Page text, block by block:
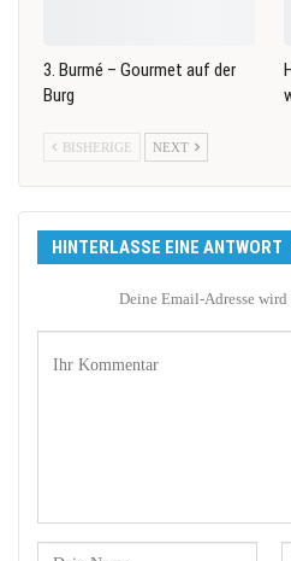
3. Burmé – Gourmet auf der
Burg
BISHERIGE NEXT
HINTERLASSE EINE ANTWORT
Deine Email-Adresse